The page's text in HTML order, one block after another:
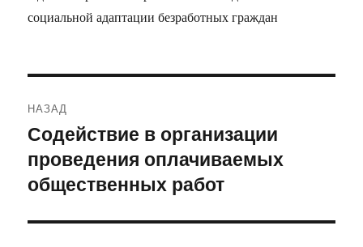
социальной адаптации безработных граждан
по
записям
НАЗАД
Предыдущая
запись:
Содействие в организации
проведения оплачиваемых
общественных работ